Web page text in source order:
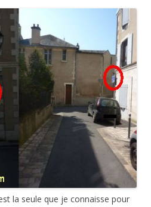
la seule que je connaisse pour